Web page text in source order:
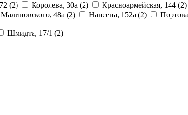
(2) Королева, 30а (2) Красноармейская, 144 (2)
Малиновского, 48а (2) Нансена, 152а (2)
Шмидта, 17/1 (2)